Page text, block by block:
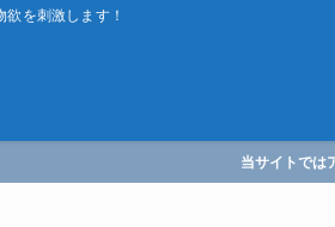
を刺激します！
当サイトでは